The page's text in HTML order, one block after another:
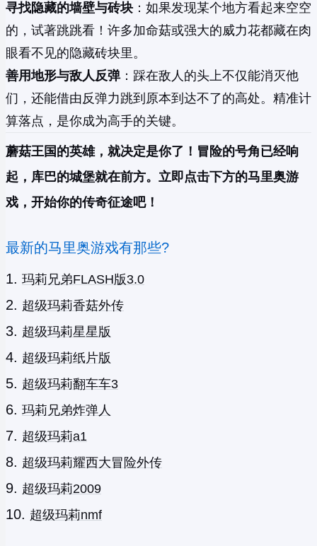
寻找隐藏的墙壁与砖块 ：如果发现某个地方看起来空空
的，试著跳跳看！许多加命菇或强大的威力花都藏在肉
眼看不见的隐藏砖块里。
善用地形与敌人反弹：踩在敌人的头上不仅能消灭他
们，还能借由反弹力跳到原本到达不了的高处。精准计
算落点，是你成为高手的关键。
蘑菇王国的英雄，就决定是你了！冒险的号角已经响
起，库巴的城堡就在前方。立即点击下方的马里奥游
戏，开始你的传奇征途吧！
最新的马里奥游戏有那些?
玛莉兄弟FLASH版3.0
超级玛莉香菇外传
超级玛莉星星版
超级玛莉纸片版
超级玛莉翻车车3
玛莉兄弟炸弹人
超级玛莉a1
超级玛莉耀西大冒险外传
超级玛莉2009
超级玛莉nmf